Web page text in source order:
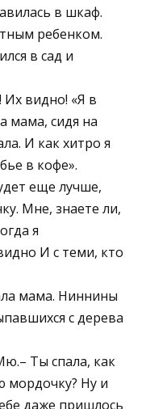
в шкаф.
ребенком.
в сад и
Их видно! «Я в
мама, сидя на
И как хитро я
в кофе».
еще лучше,
Мне, знаете ли,
я
И с теми, кто
мама. Ниннины
с дерева
Ты спала, как
мордочку? Ну и
даже пришлось